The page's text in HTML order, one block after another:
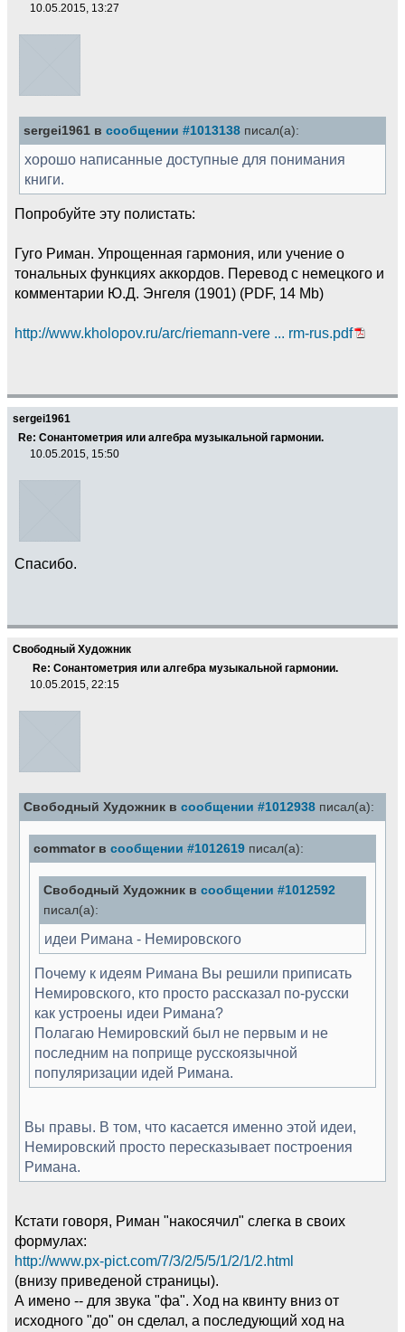
10.05.2015, 13:27
sergei1961 в сообщении #1013138 писал(а):
хорошо написанные доступные для понимания
книги.
Попробуйте эту полистать:
Гуго Риман. Упрощенная гармония, или учение о
тональных функциях аккордов. Перевод с немецкого и
комментарии Ю.Д. Энгеля (1901) (PDF, 14 Mb)
http://www.kholopov.ru/arc/riemann-vere ... rm-rus.pdf
sergei1961
Re: Сонантометрия или алгебра музыкальной гармонии.
10.05.2015, 15:50
Спасибо.
Свободный Художник
Re: Сонантометрия или алгебра музыкальной гармонии.
10.05.2015, 22:15
Свободный Художник в сообщении #1012938 писал(а):
commator в сообщении #1012619 писал(а):
Свободный Художник в сообщении #1012592
писал(а):
идеи Римана - Немировского
Почему к идеям Римана Вы решили приписать
Немировского, кто просто рассказал по-русски
как устроены идеи Римана?
Полагаю Немировский был не первым и не
последним на поприще русскоязычной
популяризации идей Римана.
Вы правы. В том, что касается именно этой идеи,
Немировский просто пересказывает построения
Римана.
Кстати говоря, Риман "накосячил" слегка в своих
формулах:
http://www.px-pict.com/7/3/2/5/5/1/2/1/2.html
(внизу приведеной страницы).
А имено -- для звука "фа". Ход на квинту вниз от
исходного "до" он сделал, а последующий ход на